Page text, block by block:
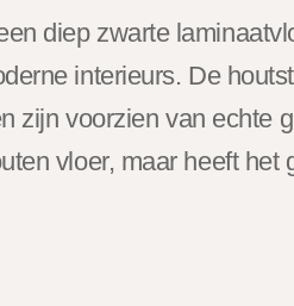
diep zwarte
interieurs. De
zijn voorzien van echte
vloer, maar heeft het